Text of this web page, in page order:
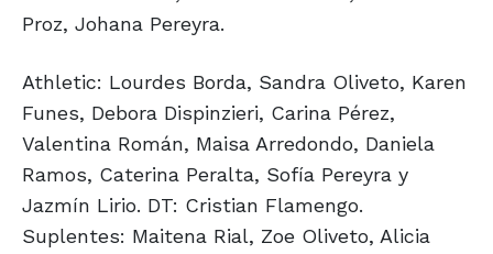
Proz, Johana Pereyra.
Athletic: Lourdes Borda, Sandra Oliveto, Karen
Funes, Debora Dispinzieri, Carina Pérez,
Valentina Román, Maisa Arredondo, Daniela
Ramos, Caterina Peralta, Sofía Pereyra y
Jazmín Lirio. DT: Cristian Flamengo.
Suplentes: Maitena Rial, Zoe Oliveto, Alicia